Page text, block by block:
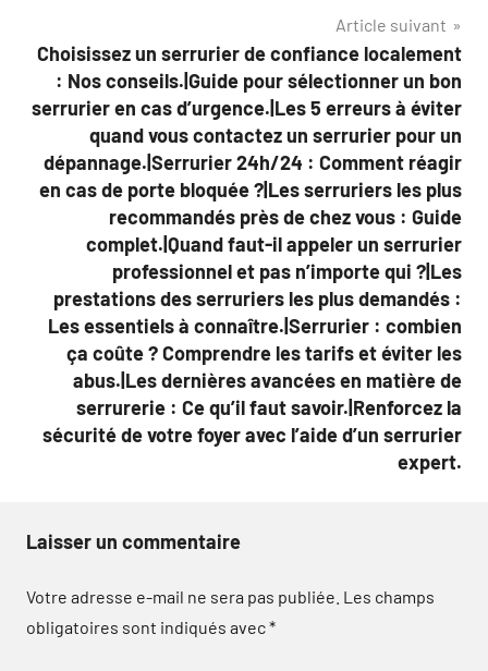
Article suivant
Choisissez un serrurier de confiance localement
: Nos conseils.|Guide pour sélectionner un bon
serrurier en cas d’urgence.|Les 5 erreurs à éviter
quand vous contactez un serrurier pour un
dépannage.|Serrurier 24h/24 : Comment réagir
en cas de porte bloquée ?|Les serruriers les plus
recommandés près de chez vous : Guide
complet.|Quand faut-il appeler un serrurier
professionnel et pas n’importe qui ?|Les
prestations des serruriers les plus demandés :
Les essentiels à connaître.|Serrurier : combien
ça coûte ? Comprendre les tarifs et éviter les
abus.|Les dernières avancées en matière de
serrurerie : Ce qu’il faut savoir.|Renforcez la
sécurité de votre foyer avec l’aide d’un serrurier
expert.
Laisser un commentaire
Votre adresse e-mail ne sera pas publiée. Les champs
obligatoires sont indiqués avec*